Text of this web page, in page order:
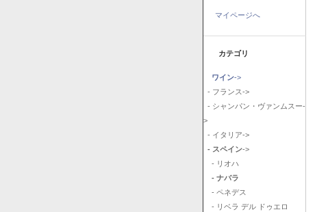
マイページへ
カテゴリ
ワイン->
- フランス->
- シャンパン・ヴァンムスー-
>
- イタリア->
- スペイン->
- リオハ
- ナバラ
- ペネデス
- リベラ デル ドゥエロ